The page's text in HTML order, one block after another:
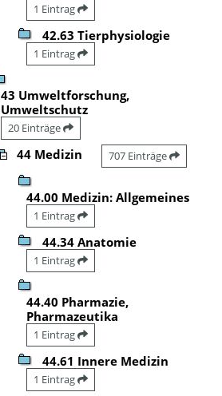
1 Eintrag
42.63 Tierphysiologie
1 Eintrag
43 Umweltforschung,
Umweltschutz
20 Einträge
44 Medizin 707 Einträge
44.00 Medizin: Allgemeines
1 Eintrag
44.34 Anatomie
1 Eintrag
44.40 Pharmazie,
Pharmazeutika
1 Eintrag
44.61 Innere Medizin
1 Eintrag